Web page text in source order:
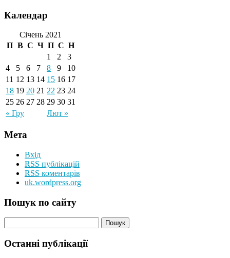
Календар
Січень 2021
П В С Ч П С Н
« Гру Лют »
1 2
3
4
5 6 7 8 9
10
11 12 13 14 15 16 17
18 19 20 21 22 23 24
25 26 27 28 29 30 31
Мета
Вхід
RSS публікацій
RSS коментарів
uk.wordpress.org
Пошук по сайту
Останні публікації